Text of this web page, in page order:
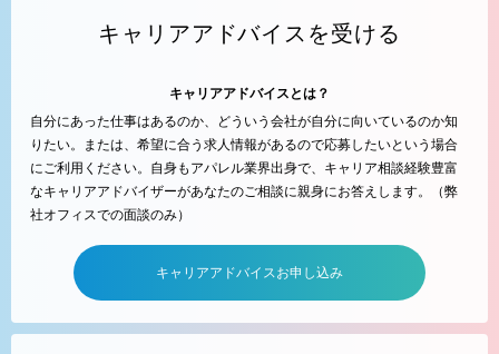
キャリアアドバイスを受ける
キャリアアドバイスとは？
自分にあった仕事はあるのか、どういう会社が自分に向いているのか知
りたい。または、希望に合う求人情報があるので応募したいという場合
にご利用ください。自身もアパレル業界出身で、キャリア相談経験豊富
なキャリアアドバイザーがあなたのご相談に親身にお答えします。（弊
社オフィスでの面談のみ）
キャリアアドバイスお申し込み